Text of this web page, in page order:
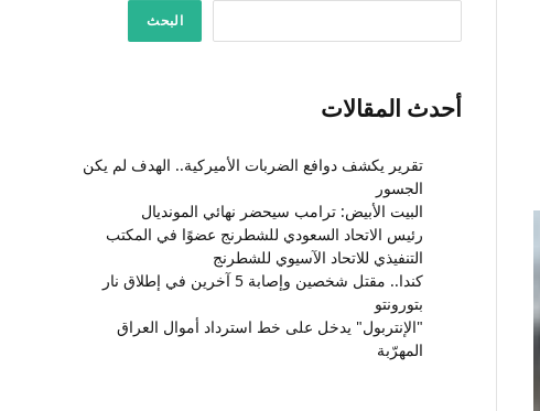
البحث
أحدث المقالات
تقرير يكشف دوافع الضربات الأميركية.. الهدف لم يكن
الجسور
البيت الأبيض: ترامب سيحضر نهائي المونديال
رئيس الاتحاد السعودي للشطرنج عضوًا في المكتب
التنفيذي للاتحاد الآسيوي للشطرنج
كندا.. مقتل شخصين وإصابة 5 آخرين في إطلاق نار
بتورونتو
"الإنتربول" يدخل على خط استرداد أموال العراق
المهرّبة